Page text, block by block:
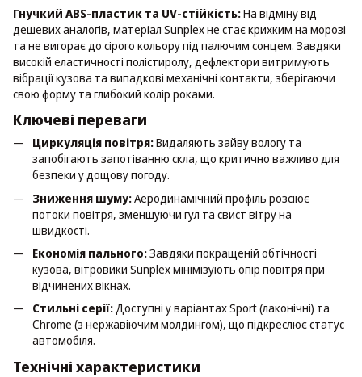
Гнучкий ABS-пластик та UV-стійкість:На відміну від
дешевих аналогів, матеріал Sunplex не стає крихким на морозі
та не вигорає до сірого кольору під палючим сонцем. Завдяки
високій еластичності полістиролу, дефлектори витримують
вібрації кузова та випадкові механічні контакти, зберігаючи
свою форму та глибокий колір роками.
Ключеві переваги
Циркуляція повітря:Видаляють зайву вологу та
запобігають запотіванню скла, що критично важливо для
безпеки у дощову погоду.
Зниження шуму:Аеродинамічний профіль розсіює
потоки повітря, зменшуючи гул та свист вітру на
швидкості.
Економія пального:Завдяки покращеній обтічності
кузова, вітровики Sunplex мінімізують опір повітря при
відчинених вікнах.
Стильні серії:Доступні у варіантах Sport (лаконічні) та
Chrome (з нержавіючим молдингом), що підкреслює статус
автомобіля.
Технічні характеристики